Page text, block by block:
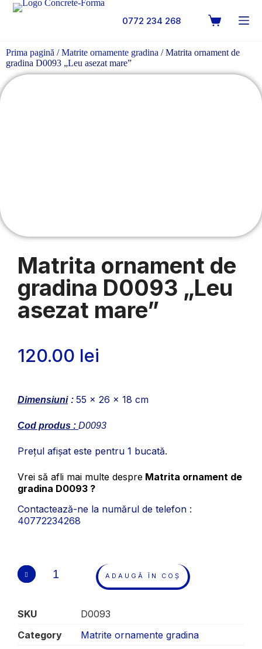
0772 234 268
Prima pagină /Matrite ornamente gradina / Matrita ornament de
gradina D0093 „Leu asezat mare”
Matrita ornament de
gradina D0093 „Leu
asezat mare”
120.00 lei
Dimensiuni : 55 x 26 x 18 cm
Cod produs : D0093
Prețul afișat este pentru 1 bucată.
Vrei să afli mai multe despre Matrita ornament de
gradina D0093 ?
Contactează-ne la numărul de telefon :
40772234268
ADAUGĂ ÎN COȘ
SKU
D0093
Category
Matrite ornamente gradina